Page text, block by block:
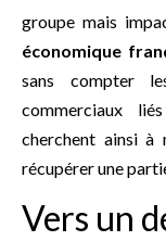
groupe mais
économique
sans compter
commerciaux
cherchent ainsi à
récupérer une
Vers un